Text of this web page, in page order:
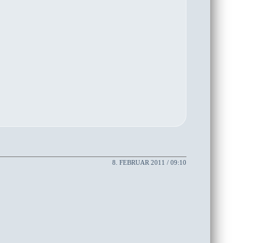
8. FEBRUAR 2011 / 09:10